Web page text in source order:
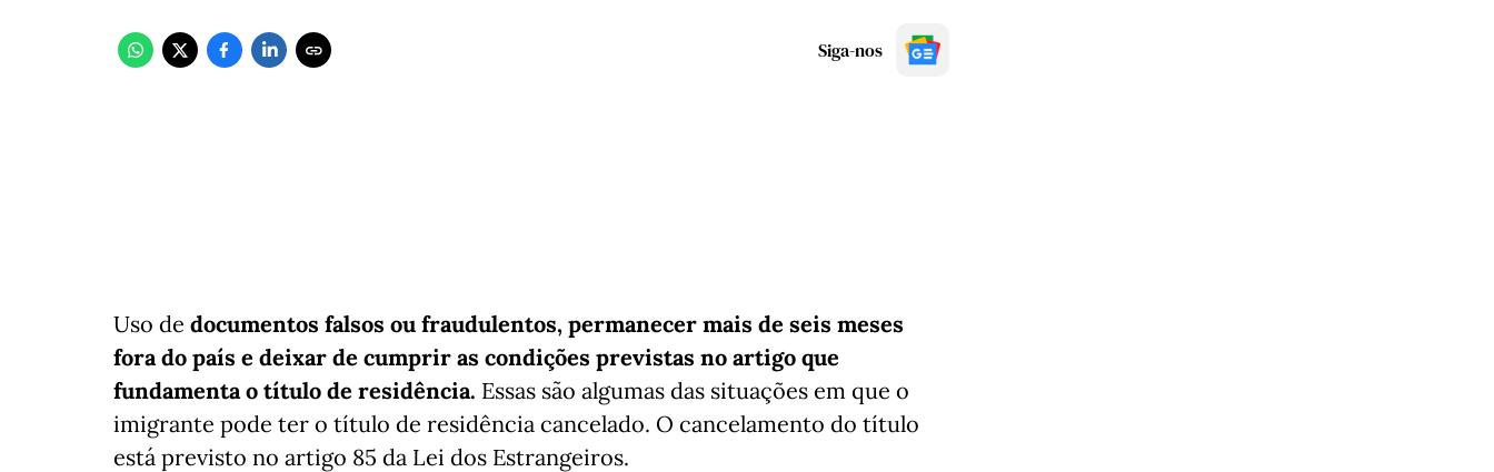
Siga-nos
Uso de documentos falsos ou fraudulentos, permanecer mais de seis meses
fora do país e deixar de cumprir as condições previstas no artigo que
fundamenta o título de residência. Essas são algumas das situações em que o
imigrante pode ter o título de residência cancelado. O cancelamento do título
está previsto no artigo 85 da Lei dos Estrangeiros.